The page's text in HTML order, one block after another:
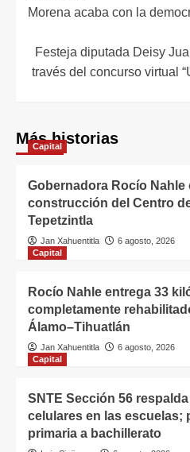
Morena acaba con la
Festeja diputada Deisy
través del concurso virtual
Más historias
Capital
Gobernadora Rocío Nahle
construcción del Centro
Tepetzintla
Jan Xahuentitla
6 agosto, 2026
Capital
Rocío Nahle entrega 33
completamente
Álamo–Tihuatlán
Jan Xahuentitla
6 agosto, 2026
Capital
SNTE Sección 56
celulares en las escuelas;
primaria a bachillerato